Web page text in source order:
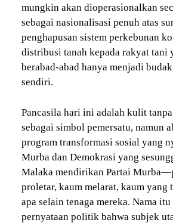
mungkin akan dioperasionalkan
sebagai nasionalisasi penuh atas
penghapusan sistem perkebunan
distribusi tanah kepada rakyat tani
berabad-abad hanya menjadi
sendiri.
Pancasila hari ini adalah kulit
sebagai simbol pemersatu, namun
program transformasi sosial yang
Murba dan Demokrasi yang
Malaka mendirikan Partai
proletar, kaum melarat, kaum yang
apa selain tenaga mereka. Nama
pernyataan politik bahwa subjek